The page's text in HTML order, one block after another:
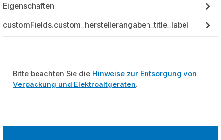
Eigenschaften
customFields.custom_herstellerangaben_title_label
Bitte beachten Sie die Hinweise zur Entsorgung von
Verpackung und Elektroaltgeräten.